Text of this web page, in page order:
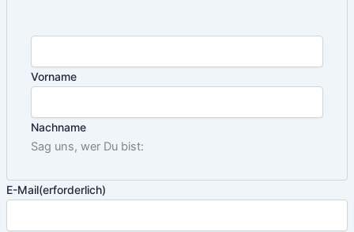
Vorname
Nachname
Sag uns, wer Du bist:
E-Mail(erforderlich)